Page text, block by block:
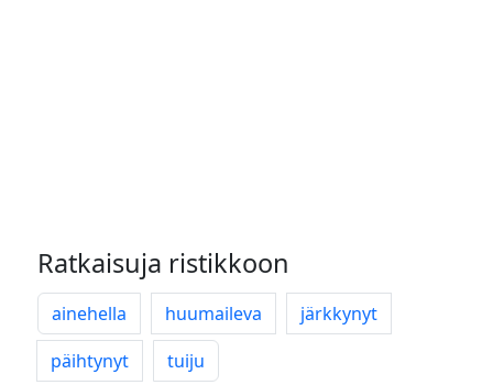
Ratkaisuja ristikkoon
ainehella huumaileva
järkkynyt
päihtynyt
tuiju